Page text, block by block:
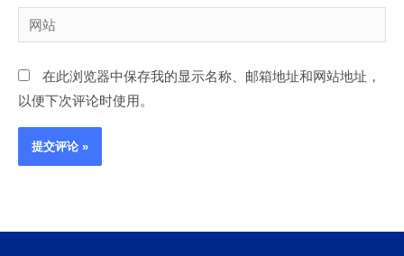
邮
箱
网
站
在此浏览器中保存我的显示名称、邮箱地址和网站地址，
以便下次评论时使用。